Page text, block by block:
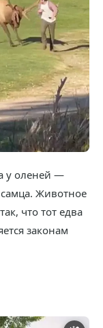
у оленей —
Животное
что тот едва
законам